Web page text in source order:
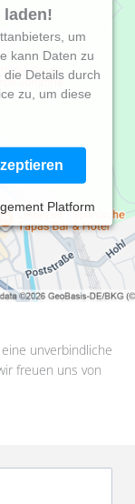
laden!
um
kann Daten zu
die Details durch
zu, um diese
Platform
unverbindliche
freuen uns von